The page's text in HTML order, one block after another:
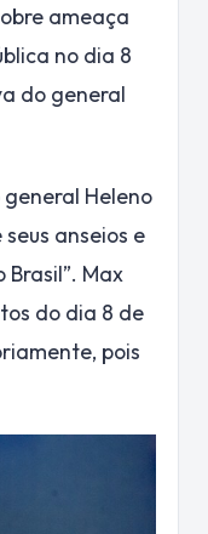
ameaça
no dia 8
do general
general Heleno
anseios e
Max
do dia 8 de
pois